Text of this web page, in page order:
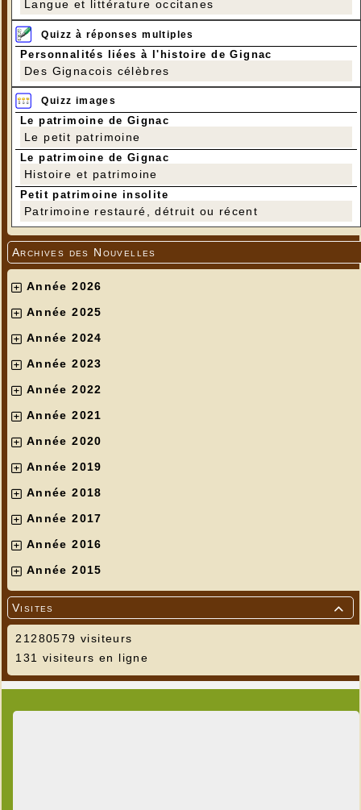
Langue et littérature occitanes
Quizz à réponses multiples
Personnalités liées à l'histoire de Gignac
Des Gignacois célèbres
Quizz images
Le patrimoine de Gignac
Le petit patrimoine
Le patrimoine de Gignac
Histoire et patrimoine
Petit patrimoine insolite
Patrimoine restauré, détruit ou récent
Archives des Nouvelles
Année 2026
Année 2025
Année 2024
Année 2023
Année 2022
Année 2021
Année 2020
Année 2019
Année 2018
Année 2017
Année 2016
Année 2015

Visites
21280579 visiteurs
131 visiteurs en ligne